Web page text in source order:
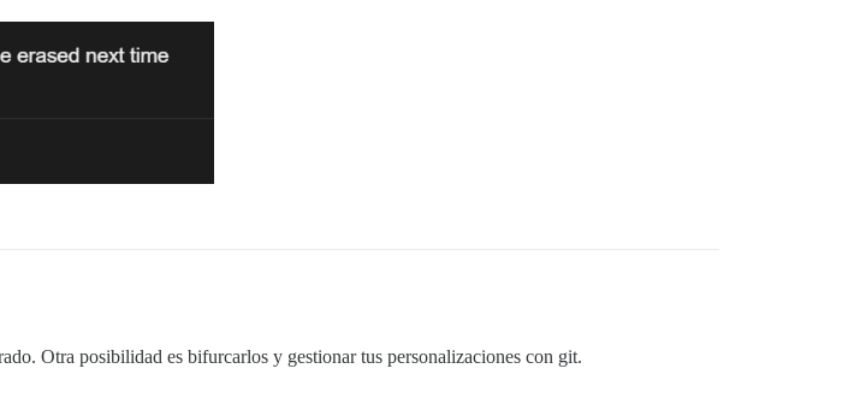
Otra posibilidad es bifurcarlos y gestionar tus personalizaciones con git.